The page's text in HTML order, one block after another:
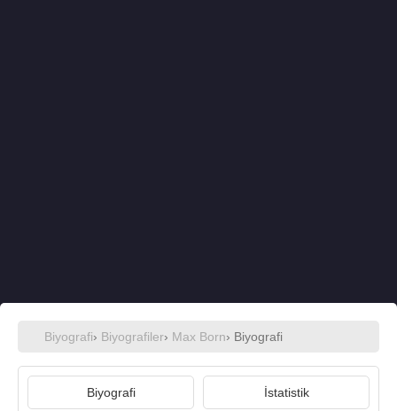
Biyografi› Biyografiler› Max Born› Biyografi
Biyografi İstatistik